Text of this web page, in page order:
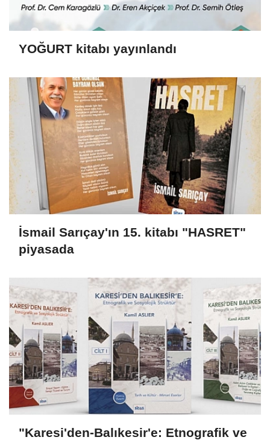
YOĞURT kitabı yayınlandı
İsmail Sarıçay'ın 15. kitabı "HASRET"
piyasada
"Karesi'den-Balıkesir'e: Etnografik ve